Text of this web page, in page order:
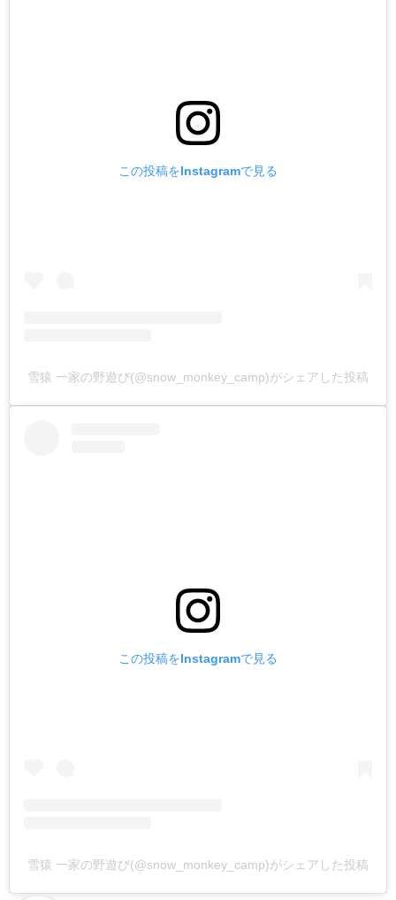
この投稿をInstagramで見る
雪猿 一家の野遊び(@snow_monkey_camp)がシェアした投稿
この投稿をInstagramで見る
雪猿 一家の野遊び(@snow_monkey_camp)がシェアした投稿